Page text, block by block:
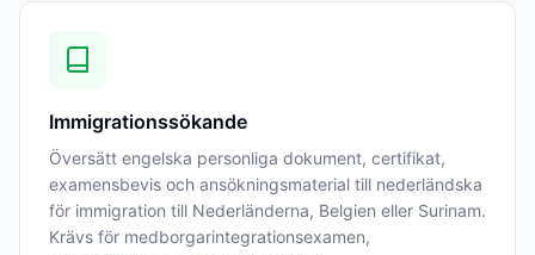
Immigrationssökande
Översätt engelska personliga dokument, certifikat,
examensbevis och ansökningsmaterial till nederländska
för immigration till Nederländerna, Belgien eller Surinam.
Krävs för medborgarintegrationsexamen,